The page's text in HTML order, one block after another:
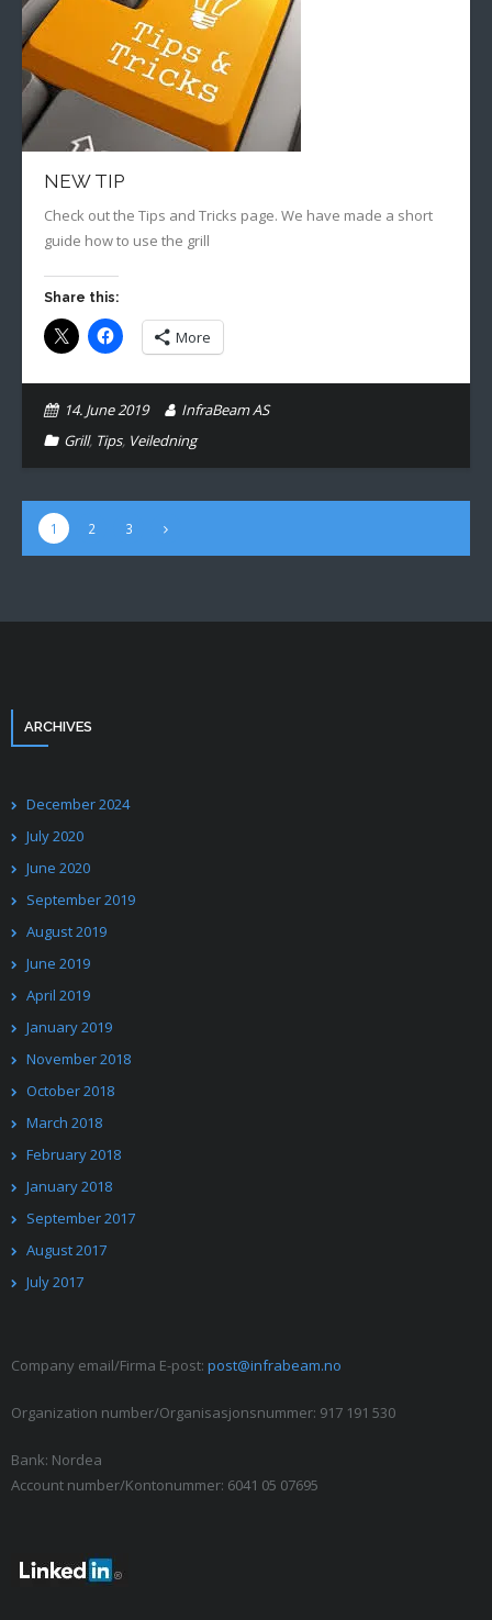
NEW TIP
Check out the Tips and Tricks page. We have made a short
guide how to use the grill
Share this:
More
14. June 2019
InfraBeam AS
Grill, Tips, Veiledning
1 2 3
ARCHIVES
December 2024
July 2020
June 2020
September 2019
August 2019
June 2019
April 2019
January 2019
November 2018
October 2018
March 2018
February 2018
January 2018
September 2017
August 2017
July 2017
Company email/Firma E-post: post@infrabeam.no
Organization number/Organisasjonsnummer: 917 191 530
Bank: Nordea
Account number/Kontonummer: 6041 05 07695